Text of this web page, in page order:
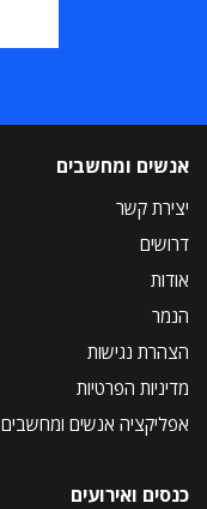
אנשים ומחשבים
יצירת קשר
דרושים
אודות
הנמר
הצהרת נגישות
מדיניות הפרטיות
אפליקציה אנשים ומחשבים
כנסים ואירועים